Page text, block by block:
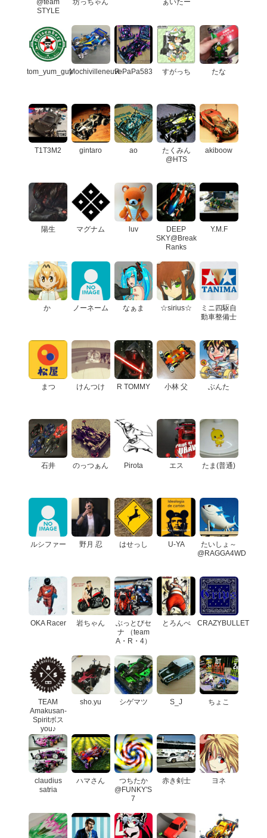
STYLE
tom_yum_guyMochivilleneuveR-PaPa583 すがっち たな
T1T3M2 gintaro ao
たくみん
@HTS
akiboow
陽生 マグナム luv
DEEP
SKY@Break
Ranks
Y.M.F
か ︎ ノーネーム なぁま ☆sirius☆
ミニ四駆自
動車整備士
まつ けんつけ R TOMMY 小林 父 ぶんた
石井 のっつぁん Pirota エス たま(普通)
ルシファー 野月 忍 はせっし U-YA
たいしょ～
@RAGGA4WD
OKA Racer 岩ちゃん
ぶっとびセ
ナ （team
A・R・4）
とろんべ CRAZYBULLET
TEAM
Amakusan-
Spiritボス
you♪
sho.yu シゲマツ S_J ちょこ
claudius
satria
ハマさん
つちたか
@FUNKY'S
7
赤き剣士 ヨネ